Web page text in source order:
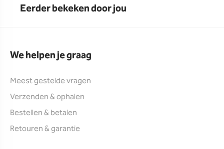
Eerder bekeken door jou
We helpen je graag
Meest gestelde vragen
Verzenden & ophalen
Bestellen & betalen
Retouren & garantie